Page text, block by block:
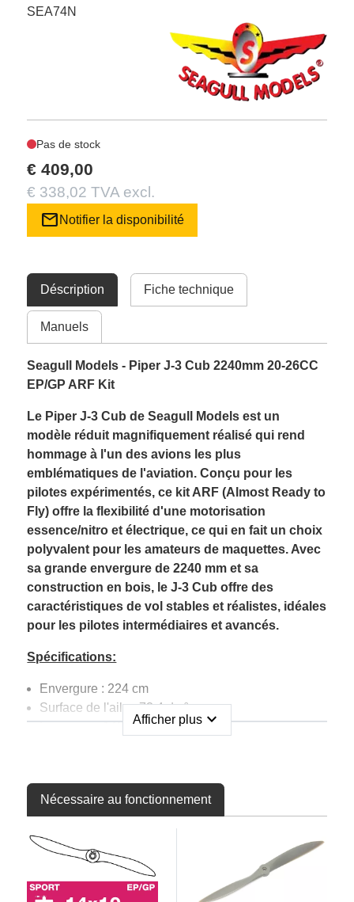
SEA74N
Pas de stock
€ 409,00
€ 338,02 TVA excl.
mail Notifier la disponibilité
Déscription Fiche technique
Manuels
Seagull Models - Piper J-3 Cub 2240mm 20-26CC
EP/GP ARF Kit
Le Piper J-3 Cub de Seagull Models est un
modèle réduit magnifiquement réalisé qui rend
hommage à l'un des avions les plus
emblématiques de l'aviation. Conçu pour les
pilotes expérimentés, ce kit ARF (Almost Ready to
Fly) offre la flexibilité d'une motorisation
essence/nitro et électrique, ce qui en fait un choix
polyvalent pour les amateurs de maquettes. Avec
sa grande envergure de 2240 mm et sa
construction en bois, le J-3 Cub offre des
caractéristiques de vol stables et réalistes, idéales
pour les pilotes intermédiaires et avancés.
Spécifications:
Envergure : 224 cm
Surface de l'aile : 73.4 dm²
Longueur : 142.7 cm
Type d'avion : Échelle
Niveau de compétence : Intermédiaire / Avancé
Version gaz :
15-20cc 2 temps | 20-26cc 4 temps
Afficher plus expand_more
Nécessaire au fonctionnement